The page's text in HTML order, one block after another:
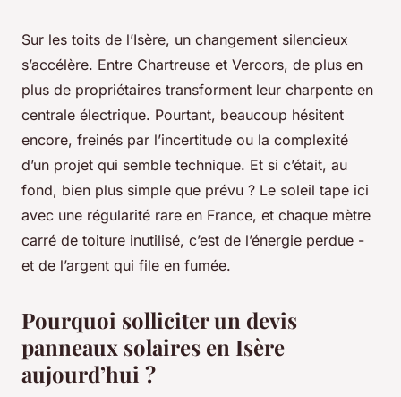
Sur les toits de l’Isère, un changement silencieux
s’accélère. Entre Chartreuse et Vercors, de plus en
plus de propriétaires transforment leur charpente en
centrale électrique. Pourtant, beaucoup hésitent
encore, freinés par l’incertitude ou la complexité
d’un projet qui semble technique. Et si c’était, au
fond, bien plus simple que prévu ? Le soleil tape ici
avec une régularité rare en France, et chaque mètre
carré de toiture inutilisé, c’est de l’énergie perdue -
et de l’argent qui file en fumée.
Pourquoi solliciter un devis
panneaux solaires en Isère
aujourd’hui ?